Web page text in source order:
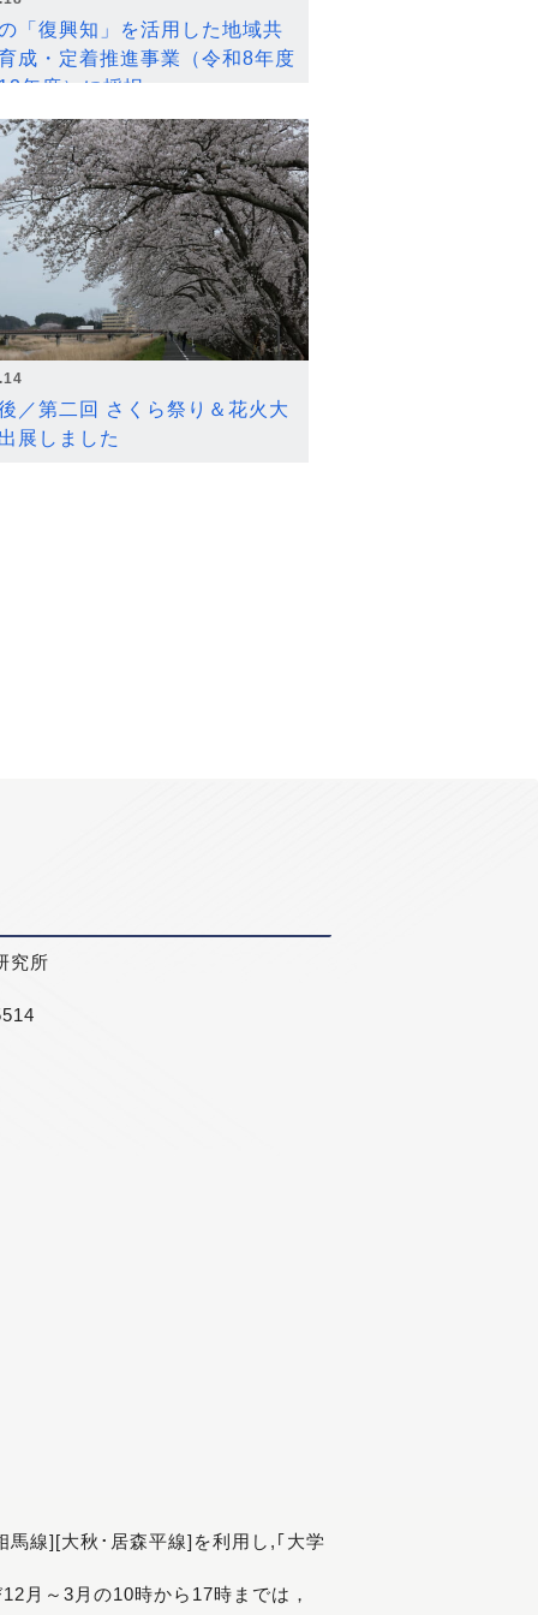
「復興知」を活用した地域共
成・定着推進事業（令和8年度
年度）に採択
／第二回 さくら祭り＆花火大
展しました
究所
線][大秋･居森平線]を利用し,｢大学
月～3月の10時から17時までは，